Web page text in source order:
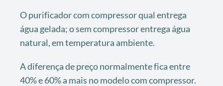
O purificador com compressor qual entrega
água gelada; o sem compressor entrega água
natural, em temperatura ambiente.
A diferença de preço normalmente fica entre
40% e 60% a mais no modelo com compressor.